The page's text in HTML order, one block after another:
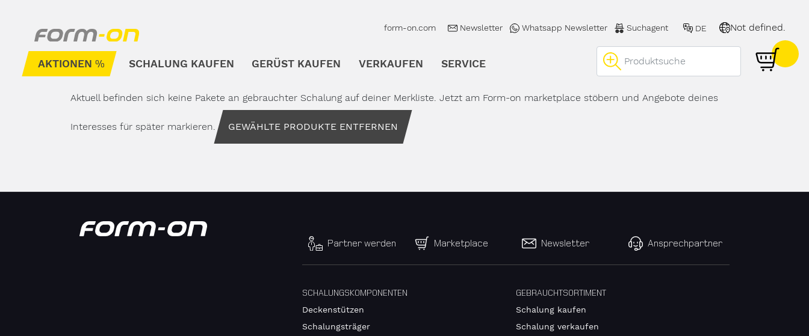
form-on.com Newsletter Whatsapp Newsletter Suchagent DE Not defined.
AKTIONEN SCHALUNG KAUFEN Untermenü öffnen
GERÜST KAUFEN Untermenü öffnen
VERKAUFEN Untermenü öffnen
SERVICE
Aktuell befinden sich keine Pakete an gebrauchter Schalung auf deiner Merkliste. Jetzt am Form-on marketplace stöbern und Angebote deines
Interesses für später markieren.
Partner werden Marketplace Newsletter Ansprechpartner
SCHALUNGSKOMPONENTEN
Deckenstützen
Schalungsträger
GEBRAUCHTSORTIMENT
Schalung kaufen
Schalung verkaufen